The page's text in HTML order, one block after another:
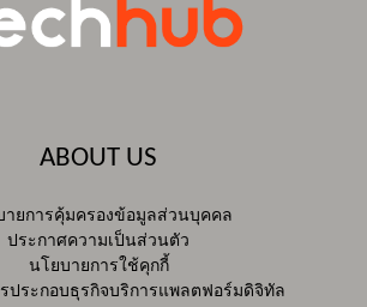
ABOUT US
ายการคุ้มครองข้อมูลส่วนบุคคล
ประกาศความเป็นส่วนตัว
นโยบายการใช้คุกกี้
ประกอบธุรกิจบริการแพลตฟอร์มดิจิทัล